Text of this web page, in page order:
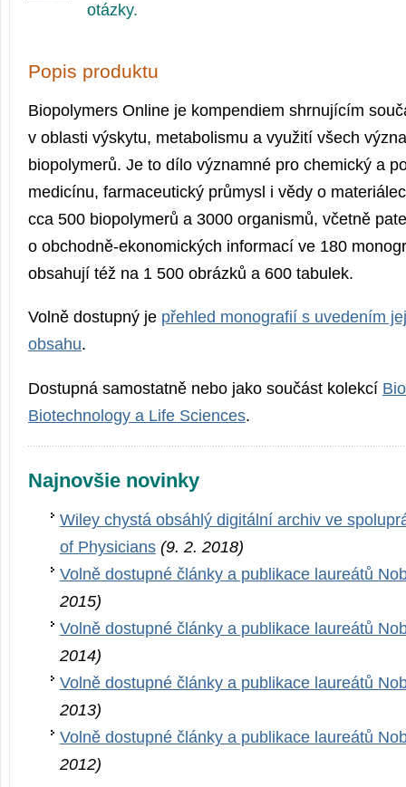
otázky.
Popis produktu
Biopolymers Online je kompendiem shrnujícím
v oblasti výskytu, metabolismu a využití všech
biopolymerů. Je to dílo významné pro chemický a
medicínu, farmaceutický průmysl i vědy o
cca 500 biopolymerů a 3000 organismů, včetně
o obchodně-ekonomických informací ve 180
obsahují též na 1 500 obrázků a 600 tabulek.
Volně dostupný je přehled monografií s uvedením
obsahu.
Dostupná samostatně nebo jako součást kolekcí
Biotechnology a Life Sciences.
Najnovšie novinky
Wiley chystá obsáhlý digitální archiv ve
of Physicians (9. 2. 2018)
Volně dostupné články a publikace laureátů
2015)
Volně dostupné články a publikace laureátů
2014)
Volně dostupné články a publikace laureátů
2013)
Volně dostupné články a publikace laureátů
2012)